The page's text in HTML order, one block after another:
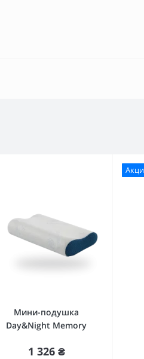
Мини-подушка
Day&Night Memory
1 326 ₴
Купить